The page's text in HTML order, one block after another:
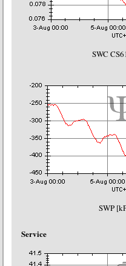
SWC
SWP
Service